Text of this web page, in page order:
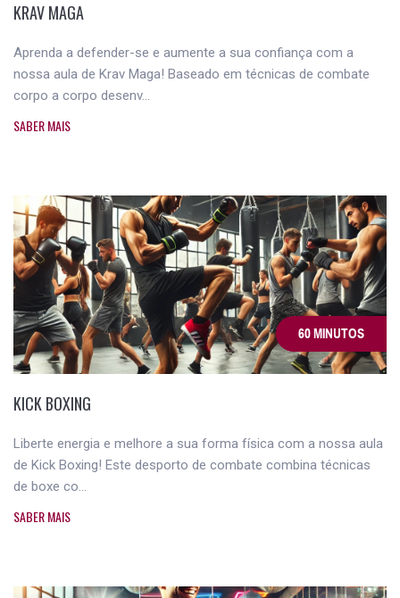
KRAV MAGA
Aprenda a defender-se e aumente a sua confiança com a
nossa aula de Krav Maga! Baseado em técnicas de combate
corpo a corpo desenv...
SABER MAIS
60 MINUTOS
KICK BOXING
Liberte energia e melhore a sua forma física com a nossa aula
de Kick Boxing! Este desporto de combate combina técnicas
de boxe co...
SABER MAIS